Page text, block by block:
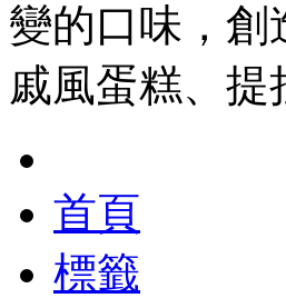
變的口味，創
戚風蛋糕、
首頁
標籤